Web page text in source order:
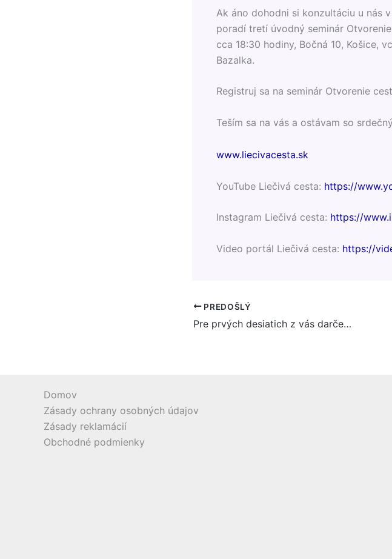
Ak áno dohodni si konzultáciu u nás
poradí tretí úvodný seminár
cca 18:30 hodiny, Bočná 10, Košice,
Bazalka.
Registruj sa na seminár Otvorenie
Teším sa na vás a ostávam so
www.liecivacesta.sk
YouTube Liečivá cesta: https://
Instagram Liečivá cesta: https://
Video portál Liečivá cesta: https://
PREDOŠLÝ
Pre prvých desiatich z vás darček pre vás
Domov
Zásady ochrany osobných údajov
Zásady reklamácií
Obchodné podmienky